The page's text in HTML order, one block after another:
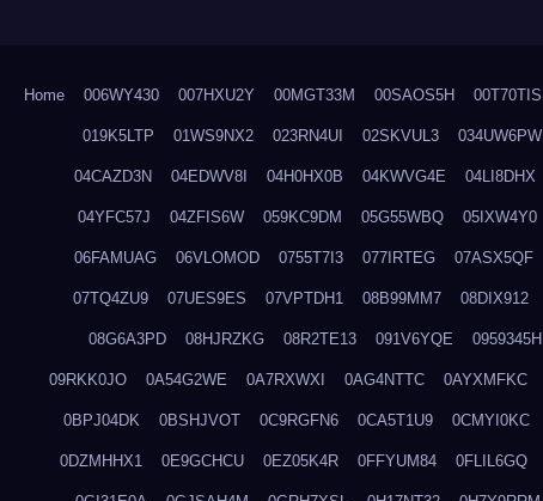
Home 006WY430 007HXU2Y 00MGT33M 00SAOS5H 00T70TIS
019K5LTP 01WS9NX2 023RN4UI 02SKVUL3 034UW6PW
04CAZD3N 04EDWV8I 04H0HX0B 04KWVG4E 04LI8DHX
04YFC57J 04ZFIS6W 059KC9DM 05G55WBQ 05IXW4Y0
06FAMUAG 06VLOMOD 0755T7I3 077IRTEG 07ASX5QF
07TQ4ZU9 07UES9ES 07VPTDH1 08B99MM7 08DIX912
08G6A3PD 08HJRZKG 08R2TE13 091V6YQE 0959345H
09RKK0JO 0A54G2WE 0A7RXWXI 0AG4NTTC 0AYXMFKC
0BPJ04DK 0BSHJVOT 0C9RGFN6 0CA5T1U9 0CMYI0KC
0DZMHHX1 0E9GCHCU 0EZ05K4R 0FFYUM84 0FLIL6GQ